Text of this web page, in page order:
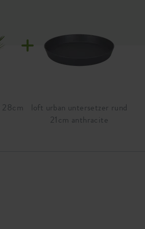
28cm
loft urban untersetzer rund
21cm anthracite